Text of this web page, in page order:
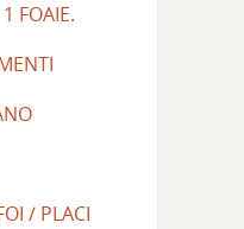
FOAIE.
/ PLACI